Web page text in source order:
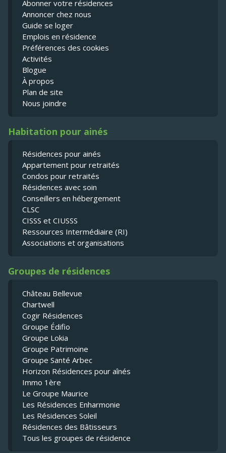
Abonner votre résidences
Annoncer chez nous
Guide se loger
Emplois en résidence
Préférences des cookies
Activités
Blogue
À propos
Plan de site
Nous joindre
Habitation pour ainés
Résidences pour ainés
Appartement pour retraités
Condos pour retraités
Résidences avec soin
Conseillers en hébergement
CLSC
CISSS et CIUSSS
Ressources Intermédiaire (RI)
Associations et organisations
Groupes de résidences
Château Bellevue
Chartwell
Cogir Résidences
Groupe Édifio
Groupe Lokia
Groupe Patrimoine
Groupe Santé Arbec
Horizon Résidences pour aînés
Immo 1ère
Le Groupe Maurice
Les Résidences Enharmonie
Les Résidences Soleil
Résidences des Bâtisseurs
Tous les groupes de résidence